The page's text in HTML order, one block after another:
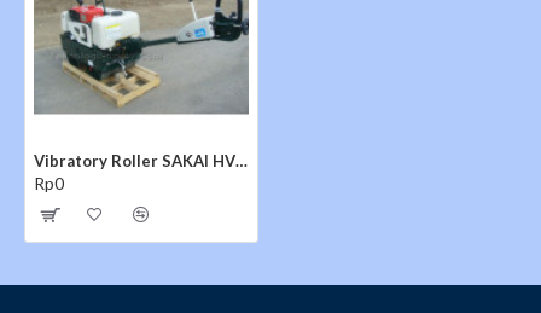
Vibratory Roller SAKAI HV51ST
Rp0